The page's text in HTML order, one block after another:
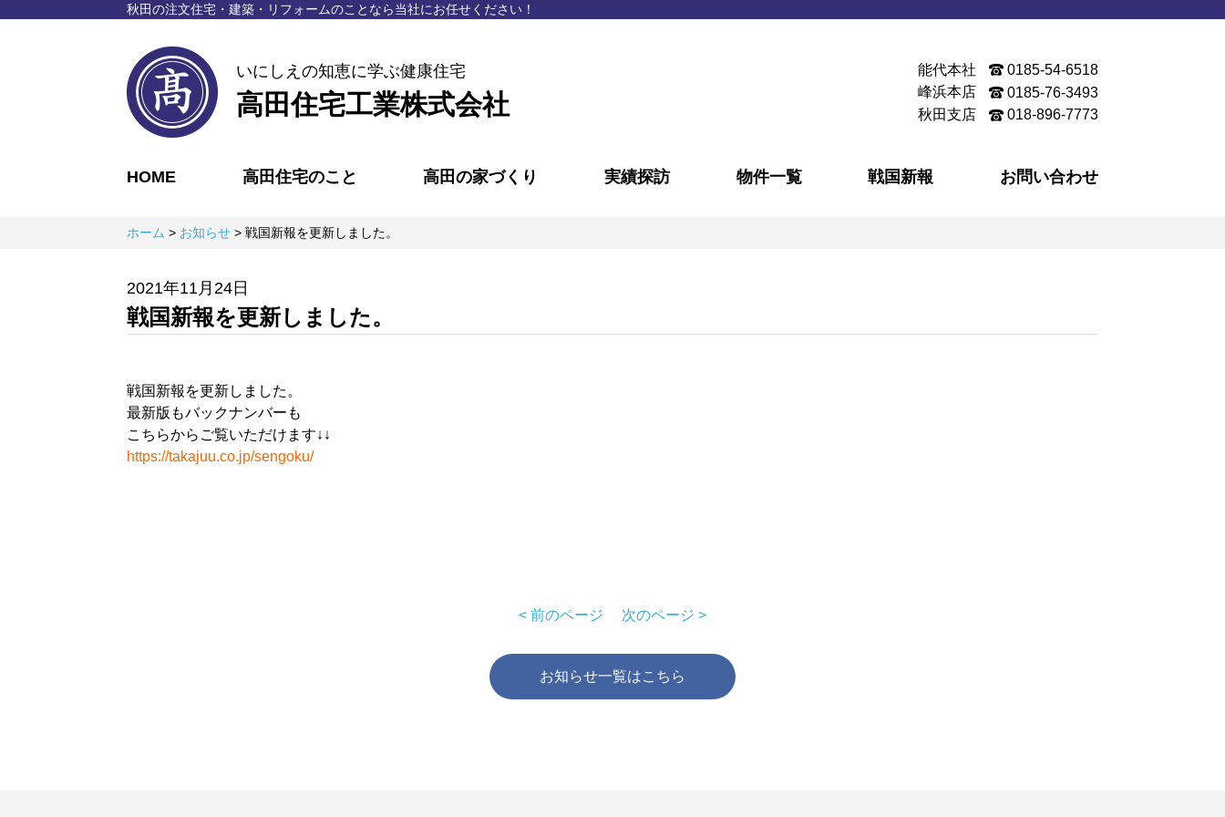
秋⽥の注⽂住宅・建築・リフォームのことなら当社にお任せください！
いにしえの知恵に学ぶ健康住宅
高田住宅工業株式会社
能代本社
0185-54-6518
峰浜本店
0185-76-3493
秋田支店
018-896-7773
HOME 高田住宅のこと 高田の家づくり 実績探訪 物件一覧 戦国新報 お問い合わせ
ホーム > お知らせ > 戦国新報を更新しました。
2021年11月24日
戦国新報を更新しました。
戦国新報を更新しました。
最新版もバックナンバーも
こちらからご覧いただけます↓↓
https://takajuu.co.jp/sengoku/
< 前のページ 次のページ >
お知らせ一覧はこちら